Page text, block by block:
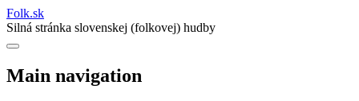
Folk.sk
Silná stránka slovenskej (folkovej) hudby
Main navigation